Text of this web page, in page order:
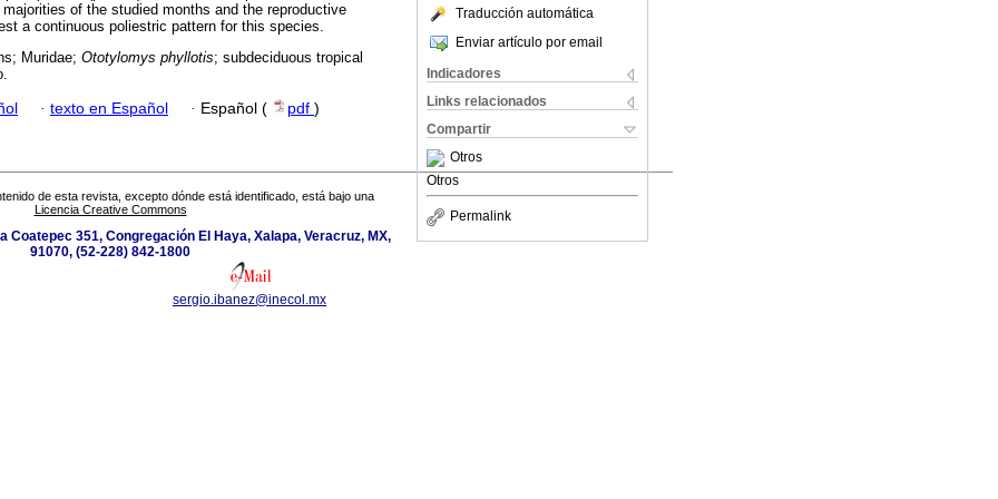
Traducción automática
Enviar artículo por email
Indicadores
Links relacionados
Compartir
Otros
Otros
Permalink
of the studied months and the reproductive
a continuous poliestric pattern for this species.
Muridae; Ototylomys phyllotis; subdeciduous tropical
· texto en Español · Español ( pdf )
de esta revista, excepto dónde está identificado, está bajo una
Licencia Creative Commons
Coatepec 351, Congregación El Haya, Xalapa, Veracruz, MX,
91070, (52-228) 842-1800
sergio.ibanez@inecol.mx